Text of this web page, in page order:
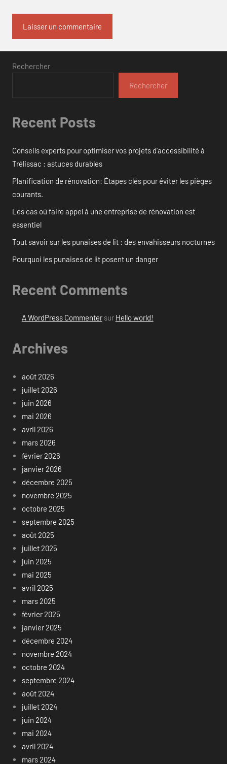
Rechercher
Rechercher
Recent Posts
Conseils experts pour optimiser vos projets d’accessibilité à
Trélissac : astuces durables
Planification de rénovation: Étapes clés pour éviter les pièges
courants.
Les cas où faire appel à une entreprise de rénovation est
essentiel
Tout savoir sur les punaises de lit : des envahisseurs nocturnes
Pourquoi les punaises de lit posent un danger
Recent Comments
A WordPress Commentersur Hello world!
Archives
août 2026
juillet 2026
juin 2026
mai 2026
avril 2026
mars 2026
février 2026
janvier 2026
décembre 2025
novembre 2025
octobre 2025
septembre 2025
août 2025
juillet 2025
juin 2025
mai 2025
avril 2025
mars 2025
février 2025
janvier 2025
décembre 2024
novembre 2024
octobre 2024
septembre 2024
août 2024
juillet 2024
juin 2024
mai 2024
avril 2024
mars 2024